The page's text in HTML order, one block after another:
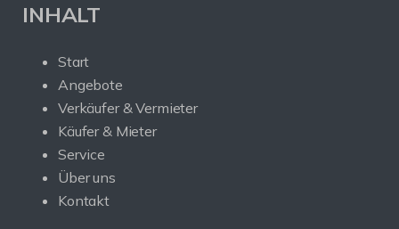
INHALT
Start
Angebote
Verkäufer & Vermieter
Käufer & Mieter
Service
Über uns
Kontakt